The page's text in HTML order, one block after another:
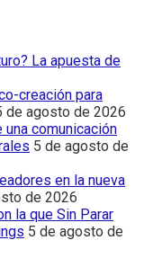
La apuesta de
creación para
de agosto de 2026
comunicación
5 de agosto de
en la nueva
de 2026
la que Sin Parar
5 de agosto de